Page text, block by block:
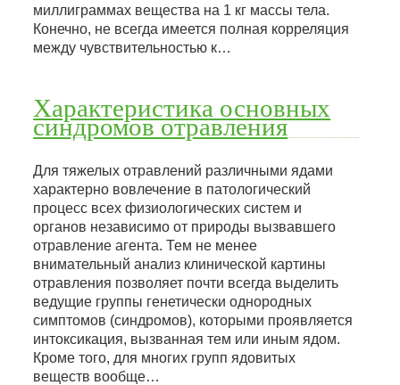
миллиграммах вещества на 1 кг массы тела.
Конечно, не всегда имеется полная корреляция
между чувствительностью к…
Характеристика основных
синдромов отравления
Для тяжелых отравлений различными ядами
характерно вовлечение в патологический
процесс всех физиологических систем и
органов независимо от природы вызвавшего
отравление агента. Тем не менее
внимательный анализ клинической картины
отравления позволяет почти всегда выделить
ведущие группы генетически однородных
симптомов (синдромов), которыми проявляется
интоксикация, вызванная тем или иным ядом.
Кроме того, для многих групп ядовитых
веществ вообще…